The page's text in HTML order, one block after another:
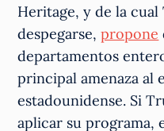
Heritage, y de la
despegarse,propone
departamentos
principal amenaza al
estadounidense. Si
aplicar su programa,